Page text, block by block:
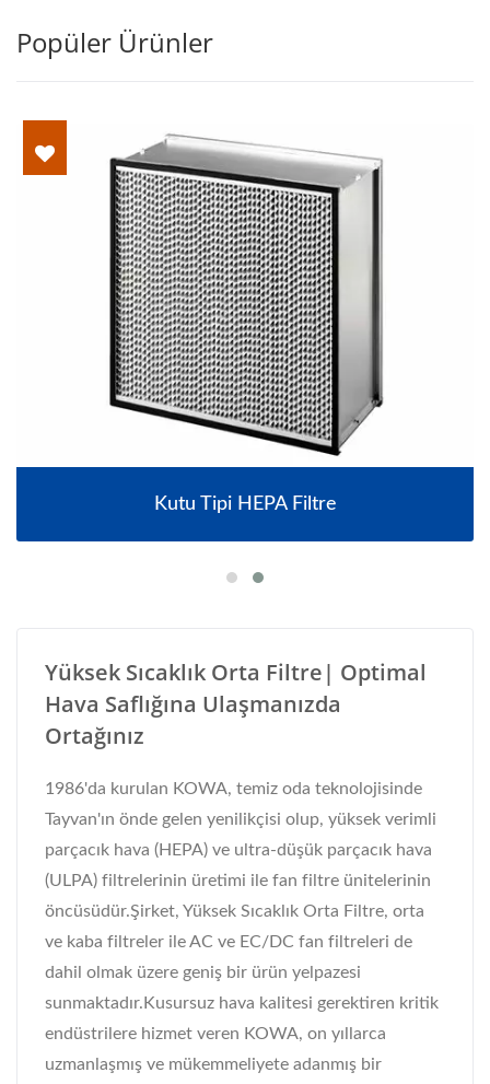
Popüler Ürünler
Kutu Tipi HEPA Filtre
Yüksek Sıcaklık Orta Filtre| Optimal
Hava Saflığına Ulaşmanızda
Ortağınız
1986'da kurulan KOWA, temiz oda teknolojisinde
Tayvan'ın önde gelen yenilikçisi olup, yüksek verimli
parçacık hava (HEPA) ve ultra-düşük parçacık hava
(ULPA) filtrelerinin üretimi ile fan filtre ünitelerinin
öncüsüdür.Şirket, Yüksek Sıcaklık Orta Filtre, orta
ve kaba filtreler ile AC ve EC/DC fan filtreleri de
dahil olmak üzere geniş bir ürün yelpazesi
sunmaktadır.Kusursuz hava kalitesi gerektiren kritik
endüstrilere hizmet veren KOWA, on yıllarca
uzmanlaşmış ve mükemmeliyete adanmış bir